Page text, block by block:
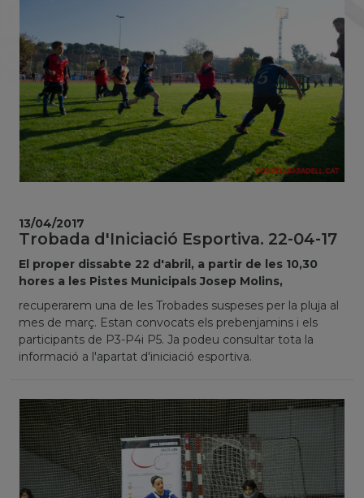
Trobada d'Iniciació Esportiva. 22-04-17
El proper dissabte 22 d'abril, a partir de les 10,30
hores a les Pistes Municipals Josep Molins,
recuperarem una de les Trobades suspeses per la pluja al
mes de març. Estan convocats els prebenjamins i els
participants de P3-P4i P5. Ja podeu consultar tota la
informació a l'apartat d'iniciació esportiva.
13/04/2017